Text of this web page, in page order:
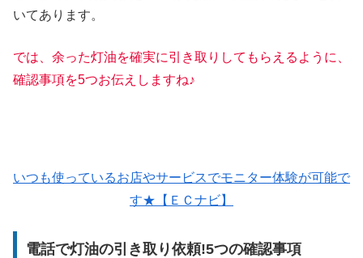
いてあります。
では、余った灯油を確実に引き取りしてもらえるように、
確認事項を5つお伝えしますね♪
いつも使っているお店やサービスでモニター体験が可能で
す★【ＥＣナビ】
電話で灯油の引き取り依頼!5つの確認事項